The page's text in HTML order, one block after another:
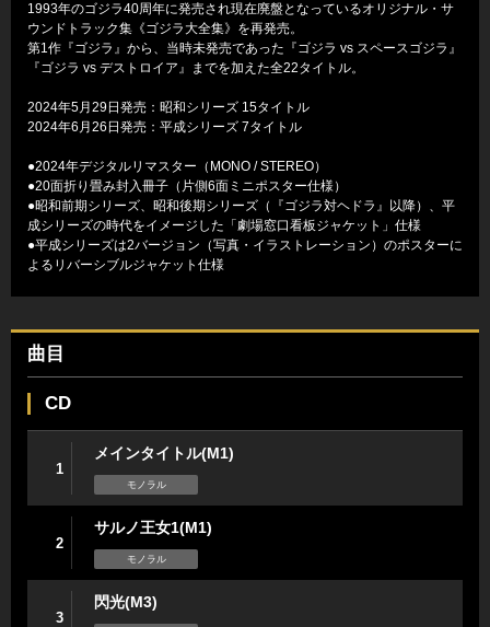
1993年のゴジラ40周年に発売され現在廃盤となっているオリジナル・サ
ウンドトラック集《ゴジラ大全集》を再発売。
第1作『ゴジラ』から、当時未発売であった『ゴジラ vs スペースゴジラ』
『ゴジラ vs デストロイア』までを加えた全22タイトル。
2024年5月29日発売：昭和シリーズ 15タイトル
2024年6月26日発売：平成シリーズ 7タイトル
●2024年デジタルリマスター（MONO / STEREO）
●20面折り畳み封入冊子（片側6面ミニポスター仕様）
●昭和前期シリーズ、昭和後期シリーズ（『ゴジラ対ヘドラ』以降）、平
成シリーズの時代をイメージした「劇場窓口看板ジャケット」仕様
●平成シリーズは2バージョン（写真・イラストレーション）のポスターに
よるリバーシブルジャケット仕様
曲目
CD
1
メインタイトル(M1)
モノラル
2
サルノ王女1(M1)
モノラル
3
閃光(M3)